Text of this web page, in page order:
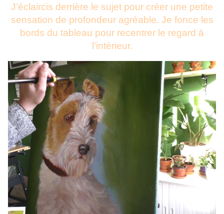
J’éclaircis derrière le sujet pour créer une petite
sensation de profondeur agréable. Je fonce les
bords du tableau pour recentrer le regard à
l’intérieur.